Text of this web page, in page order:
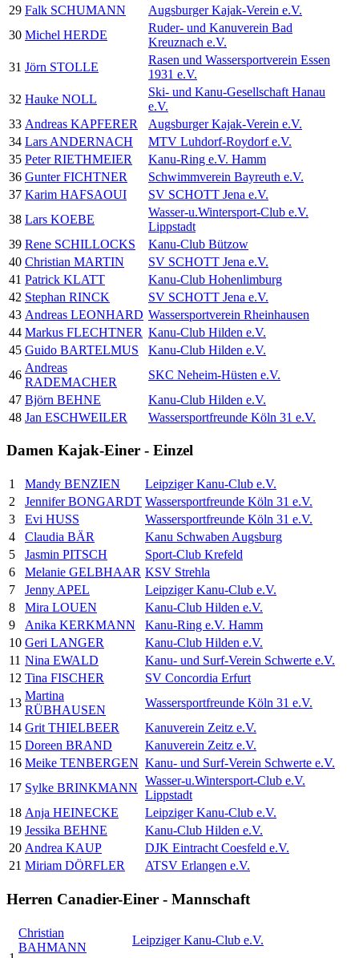
29 Falk SCHUMANN
Augsburger Kajak-Verein e.V.
30 Michel HERDE
Ruder- und Kanuverein Bad
Kreuznach e.V.
31 Jörn STOLLE
Rasen und Wassersportverein Essen
1931 e.V.
32 Hauke NOLL
Ski- und Kanu-Gesellschaft Hanau
e.V.
33 Andreas KAPFERER
Augsburger Kajak-Verein e.V.
34 Lars ANDERNACH
MTV Luhdorf-Roydorf e.V.
35 Peter RIETHMEIER
Kanu-Ring e.V. Hamm
36 Gunter FICHTNER
Schwimmverein Bayreuth e.V.
37 Karim HAFSAOUI
SV SCHOTT Jena e.V.
38 Lars KOEBE
Wasser-u.Wintersport-Club e.V.
Lippstadt
39 Rene SCHILLOCKS
Kanu-Club Bützow
40 Christian MARTIN
SV SCHOTT Jena e.V.
41 Patrick KLATT
Kanu-Club Hohenlimburg
42 Stephan RINCK
SV SCHOTT Jena e.V.
43 Andreas LEONHARD Wassersportverein Rheinhausen
44 Markus FLECHTNER Kanu-Club Hilden e.V.
45 Guido BARTELMUS
Kanu-Club Hilden e.V.
46
Andreas
RADEMACHER
SKC Neheim-Hüsten e.V.
47 Björn BEHNE
Kanu-Club Hilden e.V.
48 Jan ESCHWEILER Wassersportfreunde Köln 31 e.V.
Damen Kajak-Einer - Einzel
1 Mandy BENZIEN
Leipziger Kanu-Club e.V.
2
Jennifer BONGARDT Wassersportfreunde Köln 31 e.V.
3
Evi HUSS
Wassersportfreunde Köln 31 e.V.
4
Claudia BÄR
Kanu Schwaben Augsburg
5
Jasmin PITSCH
Sport-Club Krefeld
6
Melanie GELBHAAR KSV Strehla
7
Jenny APEL
Leipziger Kanu-Club e.V.
8
Mira LOUEN
Kanu-Club Hilden e.V.
9
Anika KERKMANN
Kanu-Ring e.V. Hamm
10 Geri LANGER
Kanu-Club Hilden e.V.
11 Nina EWALD
Kanu- und Surf-Verein Schwerte e.V.
12 Tina FISCHER
SV Concordia Erfurt
13
Martina
RÜBHAUSEN
Wassersportfreunde Köln 31 e.V.
14 Grit THIELBEER
Kanuverein Zeitz e.V.
15 Doreen BRAND
Kanuverein Zeitz e.V.
16 Meike TENBERGEN Kanu- und Surf-Verein Schwerte e.V.
17 Sylke BRINKMANN
Wasser-u.Wintersport-Club e.V.
Lippstadt
18 Anja HEINECKE
Leipziger Kanu-Club e.V.
19 Jessika BEHNE
Kanu-Club Hilden e.V.
20 Andrea KAUP
DJK Eintracht Coesfeld e.V.
21 Miriam DÖRFLER ATSV Erlangen e.V.
Herren Canadier-Einer - Mannschaft
Christian
BAHMANN
Leipziger Kanu-Club e.V.